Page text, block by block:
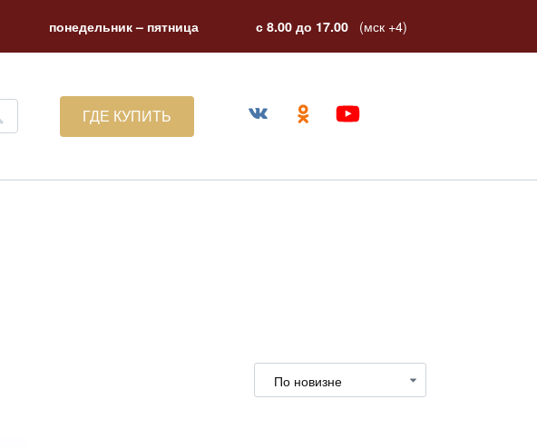
понедельник – пятница с 8.00 до 17.00 (мск +4)
ГДЕ КУПИТЬ